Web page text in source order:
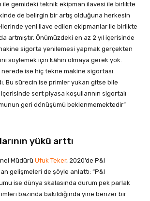
ile gemideki teknik ekipman ilavesi ile birlikte
de belirgin bir artış olduğuna herkesin
yeni ilave edilen ekipmanlar ile birlikte
artmıştır. Önümüzdeki en az 2 yıl içerisinde
sigorta yenilemesi yapmak gerçekten
söylemek için kâhin olmaya gerek yok.
ise hiç tekne makine sigortası
Bu sürecin ise primler yukarı gitse bile
sert piyasa koşullarının sigortalı
geri dönüşümü beklenmemektedir”
yükü arttı
Müdürü Ufuk Teker, 2020’de P&I
gelişmeleri de şöyle anlattı: “P&I
ise dünya skalasında durum pek parlak
bazında bakıldığında yine benzer bir